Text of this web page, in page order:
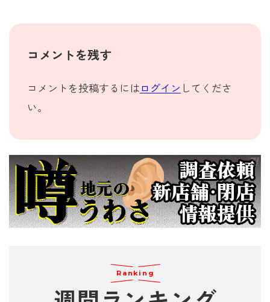
コメントを残す
コメントを投稿するには ログイン してくださ
い。
Ranking